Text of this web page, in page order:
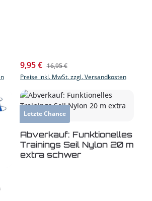
Verkaufspreis:
9,95 € Regulärer Preis:
16,95 €
Preise inkl. MwSt. zzgl. Versandkosten
die Schaltflächen um
Letzte Chance
Produkt Anzahl: Gib
Abverkauf: Funktionelles
Trainings Seil Nylon 20 m
extra schwer